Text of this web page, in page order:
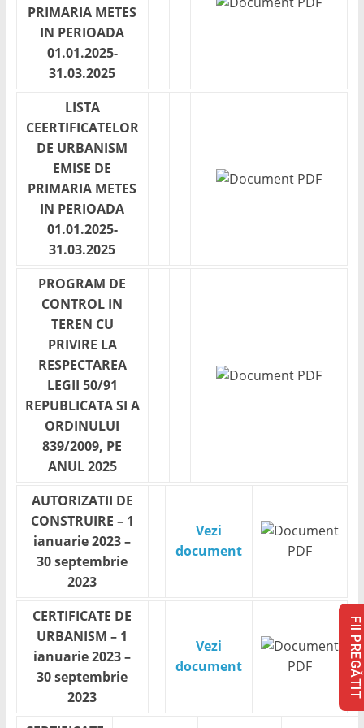
PRIMARIA METES
IN PERIOADA
01.01.2025-
31.03.2025
LISTA
CEERTIFICATELOR
DE URBANISM
EMISE DE
PRIMARIA METES
IN PERIOADA
01.01.2025-
31.03.2025
PROGRAM DE
CONTROL IN
TEREN CU
PRIVIRE LA
RESPECTAREA
LEGII 50/91
REPUBLICATA SI A
ORDINULUI
839/2009, PE
ANUL 2025
AUTORIZATII DE
CONSTRUIRE – 1
ianuarie 2023 –
30 septembrie
2023
Vezi
document
CERTIFICATE DE
URBANISM – 1
ianuarie 2023 –
30 septembrie
2023
Vezi
document
FII PREGĂTIT